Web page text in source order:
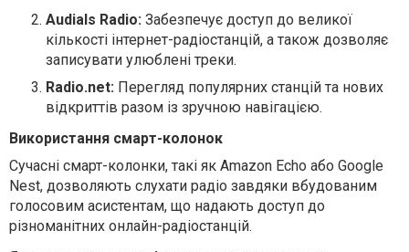
Audials Radio: Забезпечує доступ до великої
кількості інтернет-радіостанцій, а також дозволяє
записувати улюблені треки.
Radio.net: Перегляд популярних станцій та нових
відкриттів разом із зручною навігацією.
Використання смарт-колонок
Сучасні смарт-колонки, такі як Amazon Echo або Google
Nest, дозволяють слухати радіо завдяки вбудованим
голосовим асистентам, що надають доступ до
різноманітних онлайн-радіостанцій.